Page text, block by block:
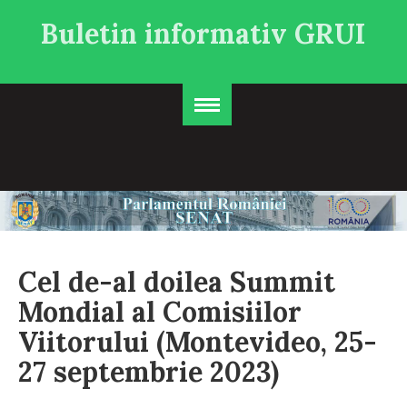
Buletin informativ GRUI
Cel de-al doilea Summit
Mondial al Comisiilor
Viitorului (Montevideo, 25-
27 septembrie 2023)